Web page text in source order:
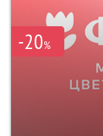
-20%